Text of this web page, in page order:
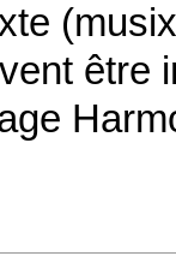
être